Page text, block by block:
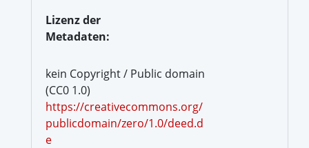
Lizenz der
Metadaten:
kein Copyright / Public domain
(CC0 1.0)
https://creativecommons.org/
publicdomain/zero/1.0/deed.d
e